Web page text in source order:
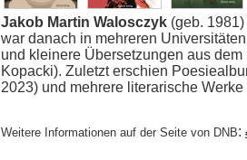
Jakob Martin Walosczyk (geb.
war danach in mehreren
und kleinere Übersetzungen aus
Kopacki). Zuletzt erschien
2023) und mehrere literarische
Weitere Informationen auf der Seite von DNB: